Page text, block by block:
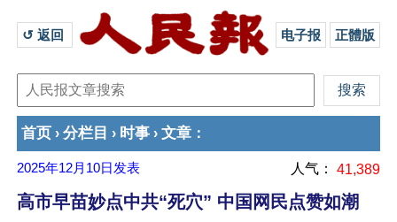
↺ 返回 电子报 正體版
首页 › 分栏目 › 时事 › 文章 ：
2025年12月10日 发表 人气： 41,389
高市早苗妙点中共“死穴” 中国网民点赞如潮